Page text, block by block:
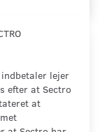
lejer
efter at Sectro
at